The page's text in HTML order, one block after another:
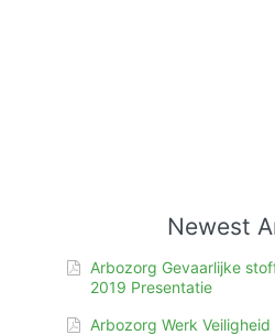
Newest
Arbozorg Gevaarlijke
2019 Presentatie
Arbozorg Werk